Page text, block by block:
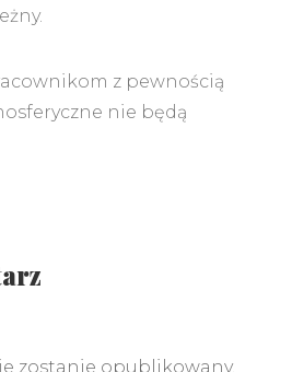
z pewnością
nie będą
zostanie opublikowany.